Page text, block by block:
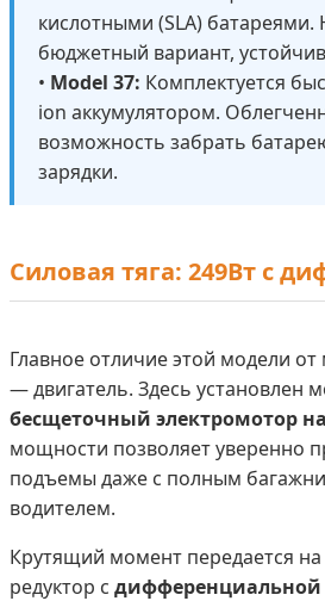
кислотными (SLA)
бюджетный вариант,
• Model 37: Комплектуется
ion аккумулятором.
возможность забрать
зарядки.
Силовая тяга: 249Вт с
Главное отличие этой модели
— двигатель. Здесь установлен
бесщеточный электромотор
мощности позволяет уверенно
подъемы даже с полным
водителем.
Крутящий момент передается
редуктор с дифференциальной